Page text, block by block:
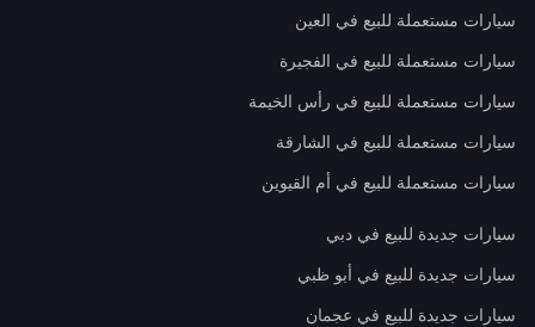
سيارات مستعملة للبيع في العين
سيارات مستعملة للبيع في الفجيرة
سيارات مستعملة للبيع في رأس الخيمة
سيارات مستعملة للبيع في الشارقة
سيارات مستعملة للبيع في أم القيوين
سيارات جديدة للبيع في دبي
سيارات جديدة للبيع في أبو ظبي
سيارات جديدة للبيع في عجمان